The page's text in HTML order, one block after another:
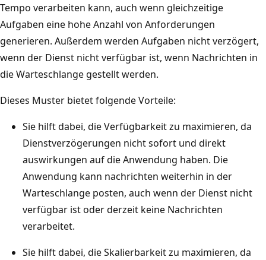
s
D
i
a
g
a
Tempo verarbeiten kann, auch wenn gleichzeitige
Aufgaben eine hohe Anzahl von Anforderungen
generieren. Außerdem werden Aufgaben nicht verzögert,
wenn der Dienst nicht verfügbar ist, wenn Nachrichten in
die Warteschlange gestellt werden.
Dieses Muster bietet folgende Vorteile:
Sie hilft dabei, die Verfügbarkeit zu maximieren, da
Dienstverzögerungen nicht sofort und direkt
auswirkungen auf die Anwendung haben. Die
Anwendung kann nachrichten weiterhin in der
Warteschlange posten, auch wenn der Dienst nicht
verfügbar ist oder derzeit keine Nachrichten
verarbeitet.
Sie hilft dabei, die Skalierbarkeit zu maximieren, da